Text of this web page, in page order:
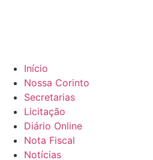
Início
Nossa Corinto
Secretarias
Licitação
Diário Online
Nota Fiscal
Notícias